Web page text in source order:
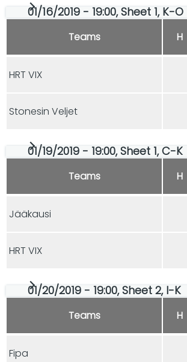
01/16/2019 - 19:00, Sheet 1, K-O
Teams H
HRT VIX
Stonesin Veljet
01/19/2019 - 19:00, Sheet 1, C-K
Teams H
Jääkausi
HRT VIX
01/20/2019 - 19:00, Sheet 2, I-K
Teams H
Fipa